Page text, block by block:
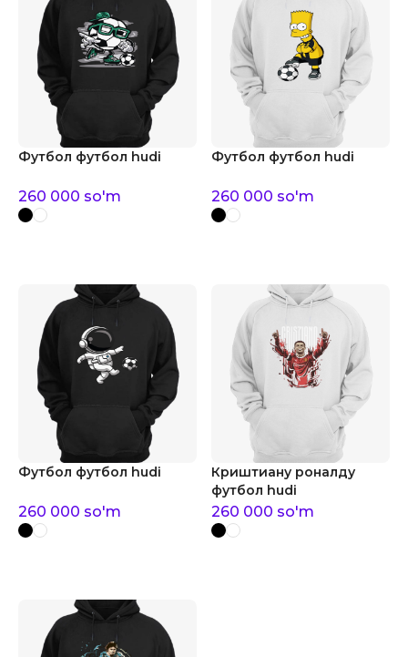
Футбол футбол hudi
260 000 so'm
Футбол футбол hudi
260 000 so'm
Футбол футбол hudi
260 000 so'm
Криштиану роналду
футбол hudi
260 000 so'm